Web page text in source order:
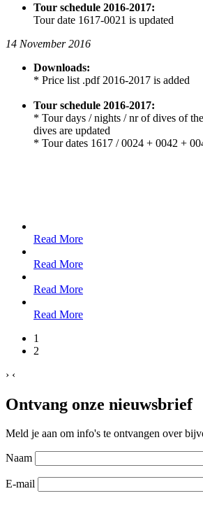
Tour schedule 2016-2017:
Tour date 1617-0021 is updated
14 November 2016
Downloads:
* Price list .pdf 2016-2017 is added
Tour schedule 2016-2017:
* Tour days / nights / nr of dives of
dives are updated
* Tour dates 1617 / 0024 + 0042 +
Read More
Read More
Read More
Read More
1
2
› ‹
Ontvang onze nieuwsbrief
Meld je aan om info's te ontvangen over
Naam
E-mail